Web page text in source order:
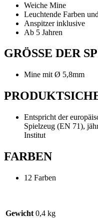
Weiche Mine
Leuchtende Farben
Anspitzer inklusive
Ab 5 Jahren
GRÖSSE DER
Mine mit Ø 5,8mm
Entspricht der
Spielzeug (EN 71),
Institut
FARBEN
12 Farben
Gewicht 0,4 kg